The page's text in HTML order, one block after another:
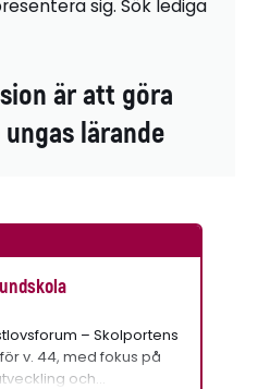
sig. Sök lediga
är att göra
lärande
– Skolportens
v. 44, med fokus på
och…